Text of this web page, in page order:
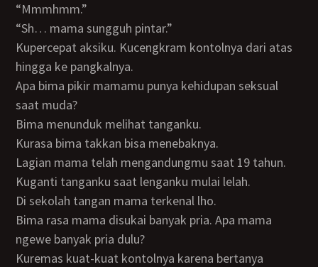
“Mmmhmm.”
“Sh… mama sungguh pintar.”
Kupercepat aksiku. Kucengkram kontolnya dari atas
hingga ke pangkalnya.
Apa bima pikir mamamu punya kehidupan seksual
saat muda?
Bima menunduk melihat tanganku.
Kurasa bima takkan bisa menebaknya.
Lagian mama telah mengandungmu saat 19 tahun.
Kuganti tanganku saat lenganku mulai lelah.
Di sekolah tangan mama terkenal lho.
Bima rasa mama disukai banyak pria. Apa mama
ngewe banyak pria dulu?
Kuremas kuat-kuat kontolnya karena bertanya